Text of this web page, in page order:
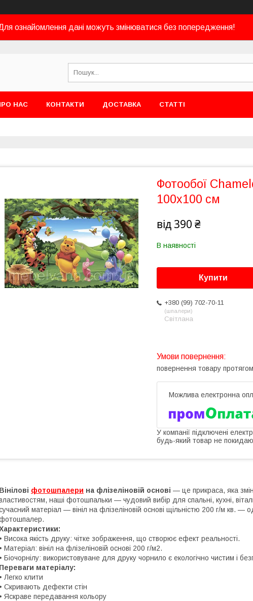
ознайомлення дані можуть змінюватися без попередження!
НАС КОНТАКТИ ДОСТАВКА СТАТТІ
Фотообої
100х100 см
від 390 ₴
В наявності
Купити
+380 (99) 702-70-11
шпалери
Світлана
повернення товару
У компанії підключені
будь-який товар не
Вінілові фотошпалери на флізеліновій основі — це прикраса, яка
наші фотошпальки — чудовий вибір для спальні, кухні,
матеріал — вініл на флізеліновій основі щільністю 200 г/м кв. —
• Висока якість друку: чітке зображення, що створює ефект реальності.
• Матеріал: вініл на флізеліновій основі 200 г/м2.
• Біочорнілу: використовуване для друку чорнило є екологічно чистим і
Переваги матеріалу:
• Легко клити
• Скривають дефекти стін
• Яскраве передавання кольору